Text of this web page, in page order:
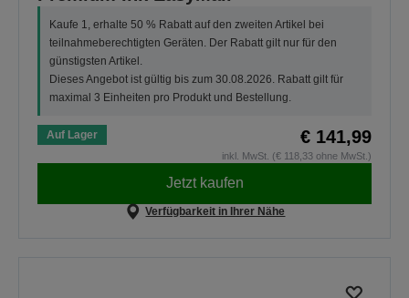
Kaufe 1, erhalte 50 % Rabatt auf den zweiten Artikel bei
teilnahmeberechtigten Geräten. Der Rabatt gilt nur für den
günstigsten Artikel.
Dieses Angebot ist gültig bis zum 30.08.2026. Rabatt gilt für
maximal 3 Einheiten pro Produkt und Bestellung.
Auf Lager € 141,99
inkl. MwSt. (€ 118,33 ohne MwSt.)
Jetzt kaufen
Verfügbarkeit in Ihrer Nähe